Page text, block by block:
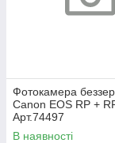
Фотокамера
Canon EOS RP +
Арт.74497
В наявності